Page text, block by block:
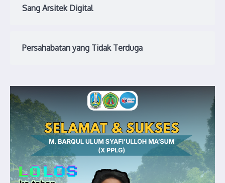
Sang Arsitek Digital
Persahabatan yang Tidak Terduga